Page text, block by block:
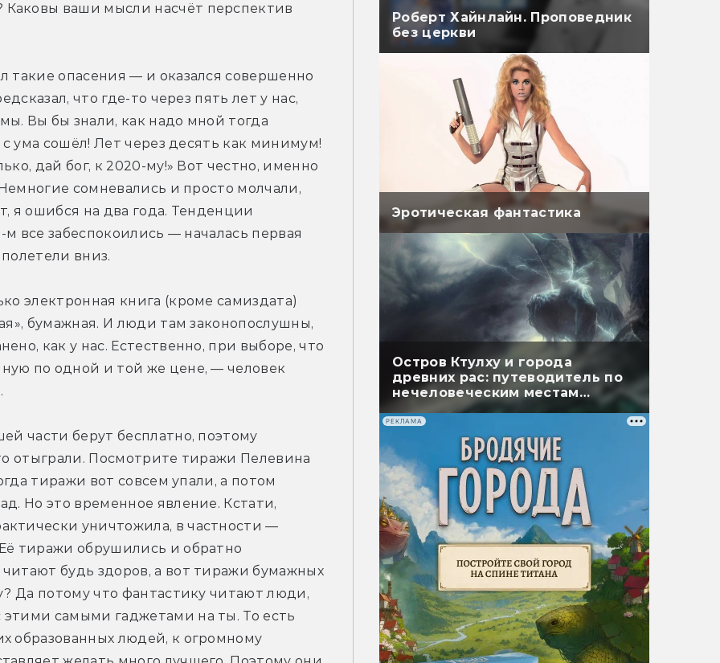
ваши мысли насчёт перспектив
такие опасения — и оказался совершенно
что где-то через пять лет у нас,
Вы бы знали, как надо мной тогда
с ума сошёл! Лет через десять как минимум!
дай бог, к 2020-му!» Вот честно, именно
сомневались и просто молчали,
я ошибся на два года. Тенденции
м все забеспокоились — началась первая
вниз.
электронная книга (кроме самиздата)
бумажная. И люди там законопослушны,
как у нас. Естественно, при выборе, что
по одной и той же цене, — человек
части берут бесплатно, поэтому
отыграли. Посмотрите тиражи Пелевина
тиражи вот совсем упали, а потом
Но это временное явление. Кстати,
уничтожила, в частности —
тиражи обрушились и обратно
будь здоров, а вот тиражи бумажных
Да потому что фантастику читают люди,
самыми гаджетами на ты. То есть
образованных людей, к огромному
Роберт Хайнлайн. Проповедник
без церкви
Эротическая фантастика
Остров Ктулху и города
древних рас: путеводитель по
нечеловеческим местам
Лавкрафта
РЕКЛАМА